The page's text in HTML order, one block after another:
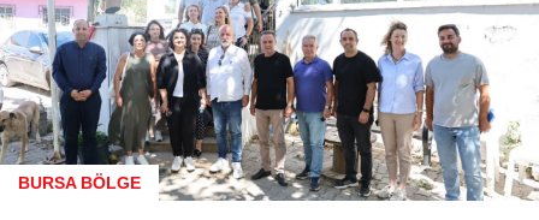
BURSA BÖLGE